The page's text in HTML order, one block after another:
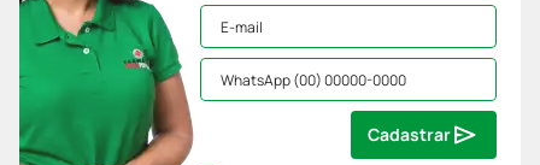
Cadastrar